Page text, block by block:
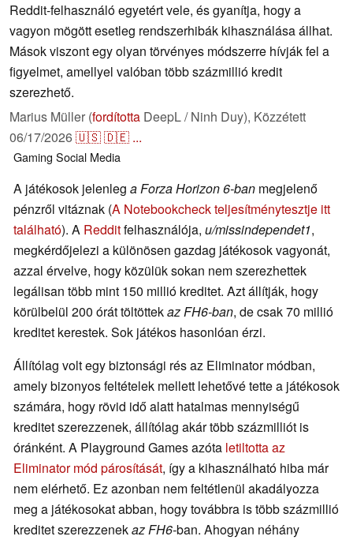
Reddit-felhasználó egyetért vele, és gyanítja, hogy a
vagyon mögött esetleg rendszerhibák kihasználása állhat.
Mások viszont egy olyan törvényes módszerre hívják fel a
figyelmet, amellyel valóban több százmillió kredit
szerezhető.
Marius Müller (fordította DeepL / Ninh Duy), Közzétett
06/17/2026🇺🇸🇩🇪 ...
Gaming Social Media
A játékosok jelenleg a Forza Horizon 6-ban megjelenő
pénzről vitáznak (A Notebookcheck teljesítménytesztje itt
található). A Redditfelhasználója, u/missindependet1,
megkérdőjelezi a különösen gazdag játékosok vagyonát,
azzal érvelve, hogy közülük sokan nem szerezhettek
legálisan több mint 150 millió kreditet. Azt állítják, hogy
körülbelül 200 órát töltöttekaz FH6-ban, de csak 70 millió
kreditet kerestek. Sok játékos hasonlóan érzi.
Állítólag volt egy biztonsági rés az Eliminator módban,
amely bizonyos feltételek mellett lehetővé tette a játékosok
számára, hogy rövid idő alatt hatalmas mennyiségű
kreditet szerezzenek, állítólag akár több százmilliót is
óránként. A Playground Games azóta letiltotta az
Eliminator mód párosítását, így a kihasználható hiba már
nem elérhető. Ez azonban nem feltétlenül akadályozza
meg a játékosokat abban, hogy továbbra is több százmillió
kreditet szerezzenekaz FH6-ban. Ahogyan néhány